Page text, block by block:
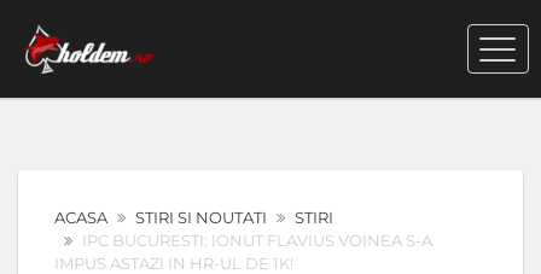
ACASA STIRI SI NOUTATI
STIRI
IPC BUCURESTI: IONUT FLAVIUS VOINEA S-A
IMPUS ASTAZI IN HR-UL DE 1K!